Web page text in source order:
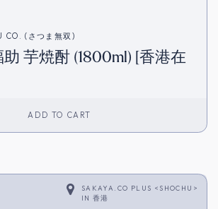
CO. (さつま無双)
芋焼酎 (1800ml) [香港在
ADD TO CART
SAKAYA.CO PLUS <SHOCHU>
IN 香港